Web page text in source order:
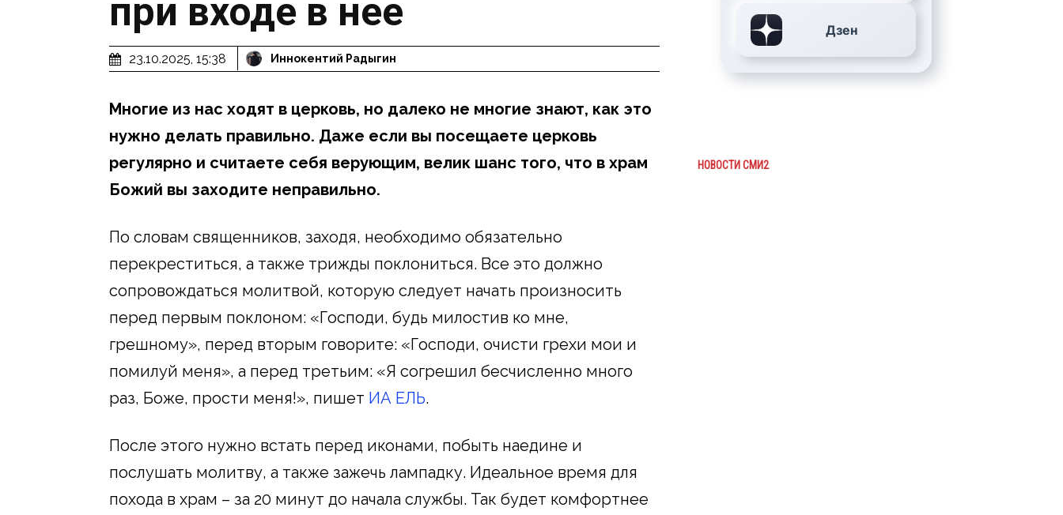
при входе в нее
23.10.2025, 15:38 Иннокентий Радыгин
Многие из нас ходят в церковь, но далеко не многие знают, как это
нужно делать правильно. Даже если вы посещаете церковь
регулярно и считаете себя верующим, велик шанс того, что в храм
Божий вы заходите неправильно.
По словам священников, заходя, необходимо обязательно
перекреститься, а также трижды поклониться. Все это должно
сопровождаться молитвой, которую следует начать произносить
перед первым поклоном: «Господи, будь милостив ко мне,
грешному», перед вторым говорите: «Господи, очисти грехи мои и
помилуй меня», а перед третьим: «Я согрешил бесчисленно много
раз, Боже, прости меня!», пишет ИА ЕЛЬ.
После этого нужно встать перед иконами, побыть наедине и
послушать молитву, а также зажечь лампадку. Идеальное время для
похода в храм – за 20 минут до начала службы. Так будет комфортнее
Дзен
НОВОСТИ СМИ2